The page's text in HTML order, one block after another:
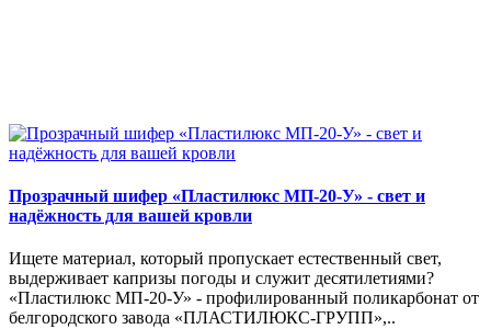
Прозрачный шифер «Пластилюкс МП-20-У» - свет и
надёжность для вашей кровли
Ищете материал, который пропускает естественный свет,
выдерживает капризы погоды и служит десятилетиями?
«Пластилюкс МП-20-У» - профилированный поликарбонат от
белгородского завода «ПЛАСТИЛЮКС-ГРУПП»,..